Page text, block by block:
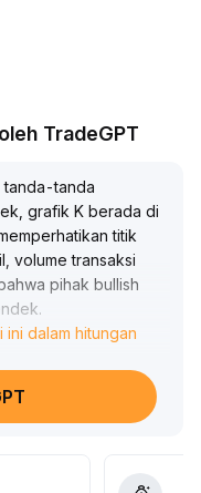
TradeGPT
tanda-tanda
grafik K berada di
titik
volume transaksi
pihak bullish
.
harga saat ini masih
keberlanjutan
dikonfirmasi oleh
disarankan
dalam hitungan